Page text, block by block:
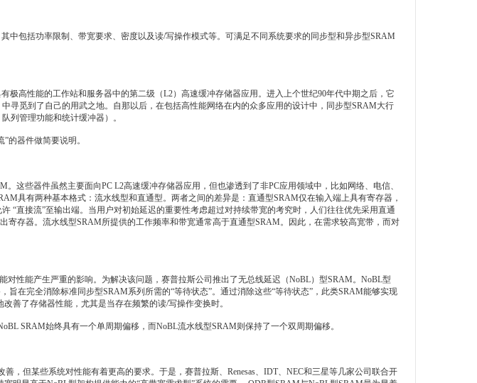
包括功率限制、带宽要求、密度以及读/写操作模式等。可满足不同系统要求的同步型和异步型SRAM
高性能的工作站和服务器中的第二级（L2）高速缓冲存储器应用。进入上个世纪90年代中期之后，它
寻觅到了自己的用武之地。自那以后，在包括高性能网络在内的众多应用的设计中，同步型SRAM大行
列管理功能和统计缓冲器）。
器件做简要说明。
些器件虽然主要面向PC L2高速缓冲存储器应用，但也渗透到了非PC应用领域中，比如网络、电信、
具有两种基本格式：流水线型和直通型。两者之间的差异是：直通型SRAM仅在输入端上具有寄存器，
“直接流”至输出端。当用户对初始延迟的重要性考虑超过对持续带宽的考究时，人们往往优先采用直通
寄存器。流水线型SRAM所提供的工作频率和带宽通常高于直通型SRAM。因此，在需求较高宽带，而对
性能产生严重的影响。为解决该问题，赛普拉斯公司推出了无总线延迟（NoBL）型SRAM。NoBL型
在完全消除标准同步型SRAM系列所需的“等待状态”。通过消除这些“等待状态”，此类SRAM能够实现
善了存储器性能，尤其是当存在频繁的读/写操作变换时。
SRAM始终具有一个单周期偏移，而NoBL流水线型SRAM则保持了一个双周期偏移。
但某些系统对性能有着更高的要求。于是，赛普拉斯、Renesas、IDT、NEC和三星等几家公司联合开